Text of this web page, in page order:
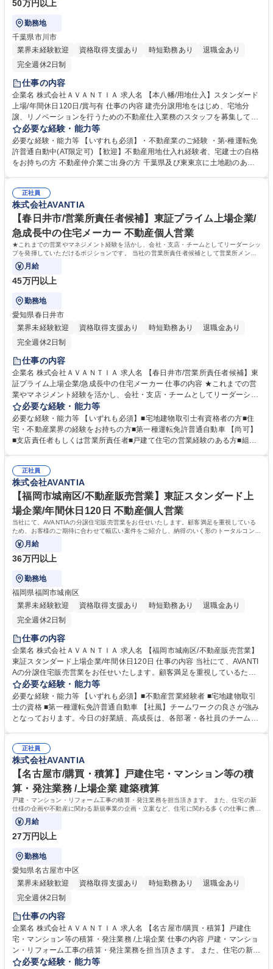
50万円以上
勤務地
千葉県市川市
業界未経験歓迎
資格取得支援あり 時短勤務あり
退職金あり
完全週休2日制
仕事の内容
企業名 株式会社ＡＶＡＮＴＩＡ 求人名 【本八幡/用地仕入】スタンダード
上場/年間休日120日/賞与有 仕事の内容 建売分譲用地をはじめ、宅地分
譲、リノベーションを行うための不動産仕入業務のスタッフを募集してお
り、これまでのご経験や知見を活かしたルート営業を行っていただきま
す！ 【業務内容】 ・不動産の情報収集・現地調査・員料作成 ・契約条件
(売貞金額、契約内容、決済日時)の交渉・決済 ・住宅の商品企画 ※販売は
仲介会社さんにお願いしております。 募集職種 【本八幡/用地仕入】スタ
必要な経験・能力等
必要な経験・能力等 【いすれも必須】・不動産業のご経験 ・第-種運転免
許普通自動中(AT限定可) 【歓迎】不動産用地仕入れ経験者、宅建士の自格
をお持ちの方 不動産仲介業ご出身の方 千葉県及び東東京に土地勘のある
す。外部から上記当社の取り組みについて認定や認証をいたたいておりま
す。「健康経営優良法人2023」認定取得※大企業部門 「あいち女性輝き
カンハニ 認証取得 学歴・資格 学歴：大学院 大学 高専 短大 専修学校 高校
語学力： 資格：
正社員
株式会社AVANTIA
【春日井市/営業所責任者候補】東証プライム上場企業/
急成長中の住宅メーカー 不動産個人営業
★これまでの営業やマネジメント経験を活かし、会社・支店・チームとしてリーダーシッ
プを発揮していただけるポジションです。 当社の営業所責任者候補として営業所メンバ
ーのサポート・フォローをお任せします。
月給
45万円以上
勤務地
愛知県春日井市
業界未経験歓迎
資格取得支援あり 時短勤務あり
退職金あり
完全週休2日制
仕事の内容
企業名 株式会社ＡＶＡＮＴＩＡ 求人名 【春日井市/営業所責任者候補】東
証プライム上場企業/急成長中の住宅メーカー 仕事の内容 ★これまでの営
業やマネジメント経験を活かし、会社・支店・チームとしてリーダーシッ
プを発揮していただけるポジションです。 当社の営業所責任者候補として
営業所メンバーのサポート・フォローをお任せします。 【業務詳細】 ・
営業所目標管理・顧客管理・メンバー育成・顧客折衝への同席など 【社
風】チームワークの良さが強みとなっております。今日の好業績、高成長
ます。ワンチームでお互い助け合いながら業務を遂行しています。 募集職
種 【春日井市/営業所責任者候補】東証プライム上場企業/急成長中の住宅
メーカー
必要な経験・能力等
必要な経験・能力等 【いずれも必須】■宅地建物取引士有資格者の方■住
宅・不動産業界の経験をお持ちの方■第一種運転免許普通自動車 【尚可】
■支店責任者もしくは営業所責任者■戸建て住宅の営業経験のある方■組織
と厚い信頼関係を築くご経験をお持ちの方 学歴・資格 学歴：大学院 大学
高専 短大 専修学校 高校 語学力： 資格：
正社員
株式会社AVANTIA
【福岡市城南区/不動産販売営業】東証スタンダード上
場企業/年間休日120日 不動産個人営業
当社にて、AVANTIAの分譲住宅販売営業をお任せいたします。顧客満足を重視している
ため、お客様のご期待に合わせて幅広い案件をご紹介し、納得のいく形のトータルコンサ
ルティングが可能です。
月給
36万円以上
勤務地
福岡県福岡市城南区
業界未経験歓迎
資格取得支援あり 時短勤務あり
退職金あり
完全週休2日制
仕事の内容
企業名 株式会社ＡＶＡＮＴＩＡ 求人名 【福岡市城南区/不動産販売営業】
東証スタンダード上場企業/年間休日120日 仕事の内容 当社にて、AVANTI
Aの分譲住宅販売営業をお任せいたします。顧客満足を重視しているた
め、お客様のご期待に合わせて幅広い案件をご紹介し、納得のいく形のト
ータルコンサルティングが可能です。 【業務詳細】 ■AVANTIAの分譲住宅
販売 ■物件の調査 ■物件のご案内・資金計画のご相談・各種書類作成 ■条
件を踏まえた契約～引き渡し ■顧客へのアフターフォロー 募集職種 【福
必要な経験・能力等
必要な経験・能力等 【いずれも必須】■不動産営業経験者 ■宅地建物取引
士の資格 ■第一種運転免許普通自動車 【社風】チームワークの良さが強み
となっております。今日の好業績、高成長は、各部署・各社員のチームワ
け合いながら業務を遂行しています。 学歴・資格 学歴：大学院 大学 高専
短大 専修学校 高校 語学力： 資格：
正社員
株式会社AVANTIA
【名古屋市/購買・積算】戸建住宅・マンション等の積
算・発注業務 /上場企業 建築積算
戸建・マンション・リフォーム工事の積算・発注業務を担当頂きます。 また、住宅の新
仕様の企画や不動産に関わる新規事業の企画・立案など、住宅に関わる多くの仕事に携わ
る機会があります。
月給
27万円以上
勤務地
愛知県名古屋市中区
業界未経験歓迎
資格取得支援あり 時短勤務あり
退職金あり
完全週休2日制
仕事の内容
企業名 株式会社ＡＶＡＮＴＩＡ 求人名 【名古屋市/購買・積算】戸建住
宅・マンション等の積算・発注業務 /上場企業 仕事の内容 戸建・マンショ
ン・リフォーム工事の積算・発注業務を担当頂きます。 また、住宅の新仕
様の企画や不動産に関わる新規事業の企画・立案など、住宅に関わる多く
必要な経験・能力等